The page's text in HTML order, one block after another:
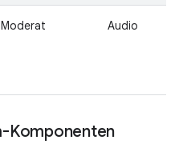
Moderat Audio
Komponenten